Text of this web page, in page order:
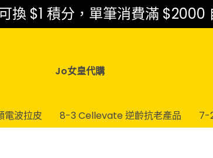
換 $1 積分，單筆消費滿
Jo女皇代購
電波拉皮 8-3 Cellevate 逆齡抗老產品 7-